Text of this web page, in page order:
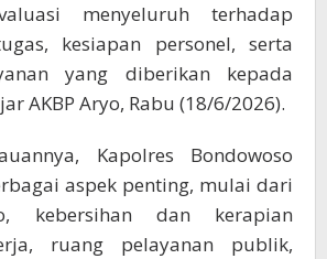
menyeluruh terhadap
kesiapan personel, serta
yang diberikan kepada
AKBP Aryo, Rabu (18/6/2026).
Kapolres Bondowoso
aspek penting, mulai dari
kebersihan dan kerapian
ruang pelayanan publik,